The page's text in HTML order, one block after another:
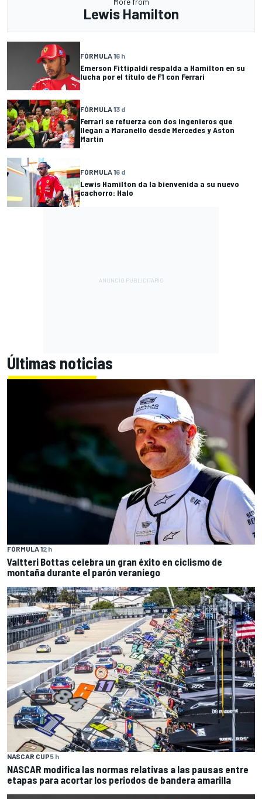
Lewis Hamilton
FÓRMULA 16 h
Emerson Fittipaldi respalda a Hamilton en su
lucha por el título de F1 con Ferrari
FÓRMULA 13 d
Ferrari se refuerza con dos ingenieros que
llegan a Maranello desde Mercedes y Aston
Martin
FÓRMULA 16 d
Lewis Hamilton da la bienvenida a su nuevo
cachorro: Halo
Últimas noticias
FÓRMULA 12 h
Valtteri Bottas celebra un gran éxito en ciclismo de
montaña durante el parón veraniego
NASCAR CUP5 h
NASCAR modifica las normas relativas a las pausas entre
etapas para acortar los periodos de bandera amarilla